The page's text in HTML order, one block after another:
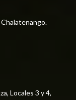
Chalatenango.
Locales 3 y 4,